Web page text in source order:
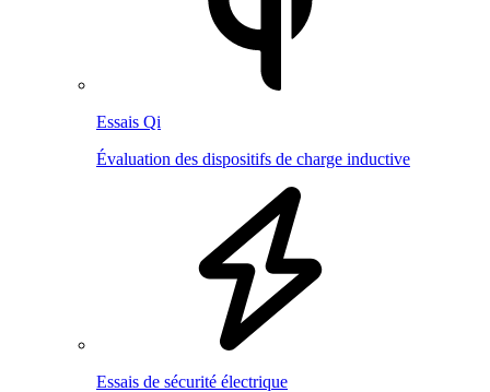
Essais Qi
Évaluation des dispositifs de charge inductive
Essais de sécurité électrique